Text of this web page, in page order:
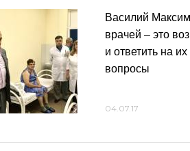
Василий
врачей – это
и ответить на
вопросы
04.07.17